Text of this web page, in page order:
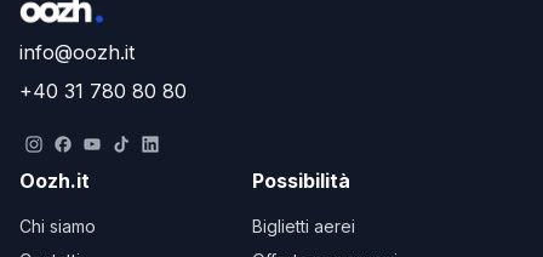
info@oozh.it
+40 31 780 80 80
Oozh.it
Chi siamo
Possibilità
Biglietti aerei